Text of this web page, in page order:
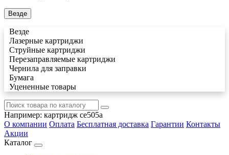
Везде
Везде
Лазерные картриджи
Струйные картриджи
Перезаправляемые картриджи
Чернила для заправки
Бумага
Уцененные товары
Например: картридж ce505a
О компании Оплата Бесплатная доставка Гарантии Контакты
Акции
Каталог